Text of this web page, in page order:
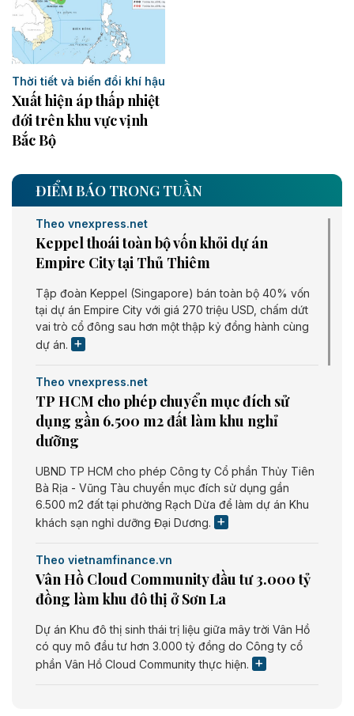
Thời tiết và biến đổi khí hậu
Xuất hiện áp thấp nhiệt
đới trên khu vực vịnh
Bắc Bộ
ĐIỂM BÁO TRONG TUẦN
Theo vnexpress.net
Keppel thoái toàn bộ vốn khỏi dự án
Empire City tại Thủ Thiêm
Tập đoàn Keppel (Singapore) bán toàn bộ 40% vốn
tại dự án Empire City với giá 270 triệu USD, chấm dứt
vai trò cổ đông sau hơn một thập kỷ đồng hành cùng
dự án.
Theo vnexpress.net
TP HCM cho phép chuyển mục đích sử
dụng gần 6.500 m2 đất làm khu nghỉ
dưỡng
UBND TP HCM cho phép Công ty Cổ phần Thủy Tiên
Bà Rịa - Vũng Tàu chuyển mục đích sử dụng gần
6.500 m2 đất tại phường Rạch Dừa để làm dự án Khu
khách sạn nghỉ dưỡng Đại Dương.
Theo vietnamfinance.vn
Vân Hồ Cloud Community đầu tư 3.000 tỷ
đồng làm khu đô thị ở Sơn La
Dự án Khu đô thị sinh thái trị liệu giữa mây trời Vân Hồ
có quy mô đầu tư hơn 3.000 tỷ đồng do Công ty cổ
phần Vân Hồ Cloud Community thực hiện.